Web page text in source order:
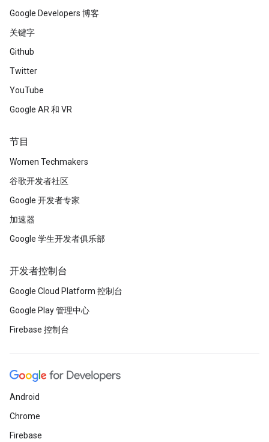
Google Developers 博客
关键字
Github
Twitter
YouTube
Google AR 和 VR
节目
Women Techmakers
谷歌开发者社区
Google 开发者专家
加速器
Google 学生开发者俱乐部
开发者控制台
Google Cloud Platform 控制台
Google Play 管理中心
Firebase 控制台
Android
Chrome
Firebase